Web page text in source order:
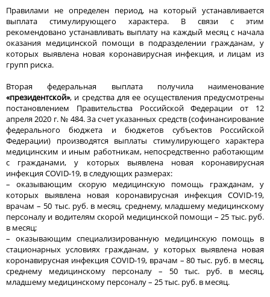
Правилами не определен период, на который устанавливается
выплата стимулирующего характера. В связи с этим
рекомендовано устанавливать выплату на каждый месяц с начала
оказания медицинской помощи в подразделении гражданам, у
которых выявлена новая коронавирусная инфекция, и лицам из
групп риска.
Вторая федеральная выплата получила наименование
«президентской», и средства для ее осуществления предусмотрены
постановлением Правительства Российской Федерации от 12
апреля 2020 г. № 484. За счет указанных средств (софинансирование
федерального бюджета и бюджетов субъектов Российской
Федерации) производятся выплаты стимулирующего характера
медицинским и иным работникам, непосредственно работающим
с гражданами, у которых выявлена новая коронавирусная
инфекция COVID-19, в следующих размерах:
– оказывающим скорую медицинскую помощь гражданам, у
которых выявлена новая коронавирусная инфекция COVID-19,
врачам – 50 тыс. руб. в месяц, среднему, младшему медицинскому
персоналу и водителям скорой медицинской помощи – 25 тыс. руб.
в месяц;
– оказывающим специализированную медицинскую помощь в
стационарных условиях гражданам, у которых выявлена новая
коронавирусная инфекция COVID-19, врачам – 80 тыс. руб. в месяц,
среднему медицинскому персоналу – 50 тыс. руб. в месяц,
младшему медицинскому персоналу – 25 тыс. руб. в месяц.